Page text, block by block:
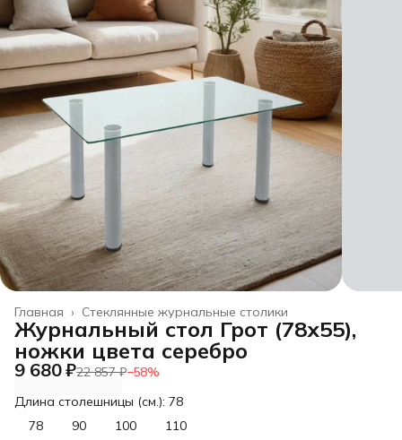
Стеклянные журнальные столики
Главная ›
Журнальный стол Грот (78х55),
ножки цвета серебро
9 680 ₽22 857 ₽−58%
Длина столешницы (см.): 78
78
90 100
110